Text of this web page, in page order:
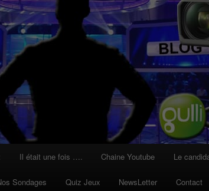
Il était une fois …. Chaine Youtube Le
Sondages Quiz Jeux NewsLetter Contact